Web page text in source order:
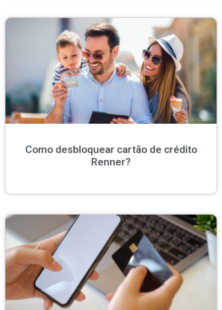
Como desbloquear cartão de crédito
Renner?